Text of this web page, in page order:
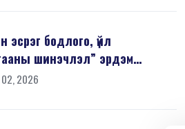
эсрэг бодлого, үйл
шинэчлэл” эрдэм
б...
2026